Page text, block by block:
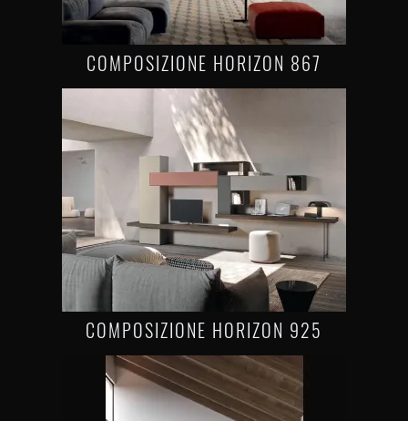
COMPOSIZIONE HORIZON 867
COMPOSIZIONE HORIZON 925